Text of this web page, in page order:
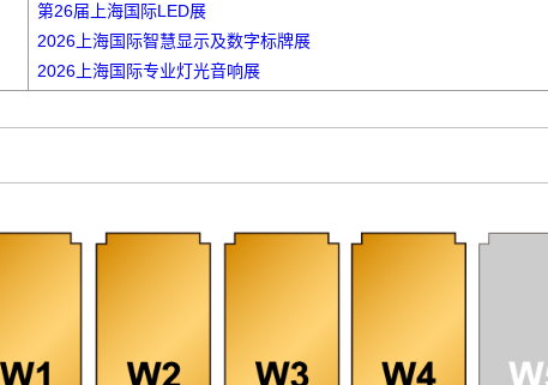
第26届上海国际LED展
2026上海国际智慧显示及数字标牌展
2026上海国际专业灯光音响展